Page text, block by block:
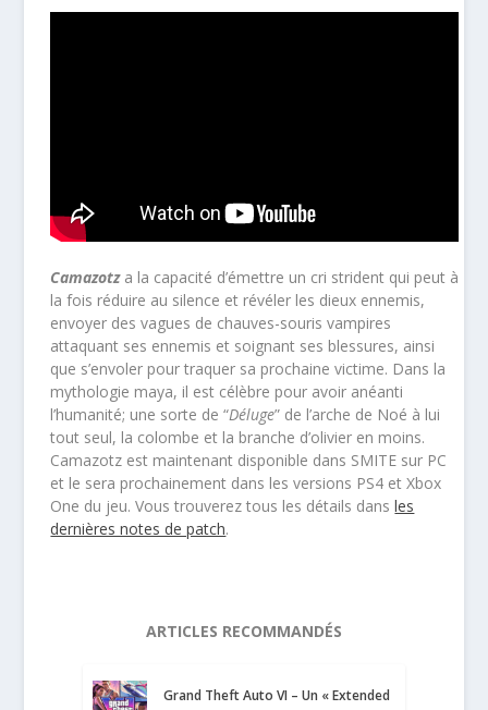
Camazotza la capacité d’émettre un cri strident qui peut à
la fois réduire au silence et révéler les dieux ennemis,
envoyer des vagues de chauves-souris vampires
attaquant ses ennemis et soignant ses blessures, ainsi
que s’envoler pour traquer sa prochaine victime. Dans la
mythologie maya, il est célèbre pour avoir anéanti
l’humanité; une sorte de “Déluge” de l’arche de Noé à lui
tout seul, la colombe et la branche d’olivier en moins.
Camazotz est maintenant disponible dans SMITE sur PC
et le sera prochainement dans les versions PS4 et Xbox
One du jeu. Vous trouverez tous les détails dansles
dernières notes de patch.
ARTICLES RECOMMANDÉS
Grand Theft Auto VI – Un « Extended